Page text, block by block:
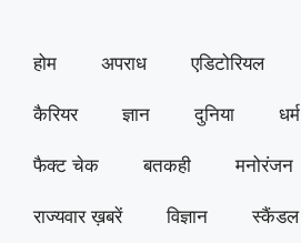
होम अपराध एडिटोरियल
कैरियर ज्ञान दुनिया धर्म
फैक्ट चेक बतकही मनोरंजन
राज्यवार ख़बरें विज्ञान स्कैंडल